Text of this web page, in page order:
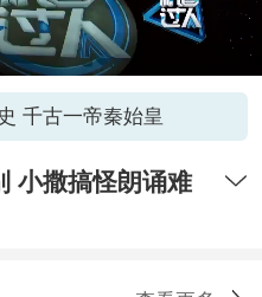
千古一帝秦始皇
小撒搞怪朗诵难